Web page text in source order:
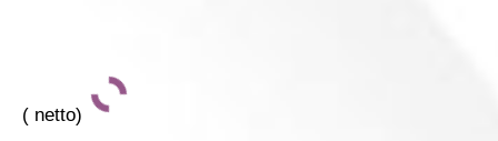
( netto)